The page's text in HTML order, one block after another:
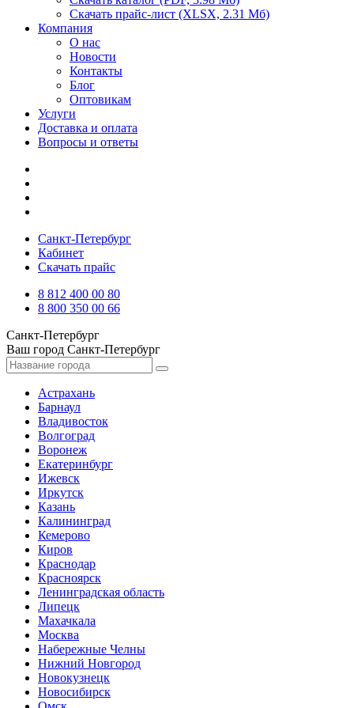
Скачать прайс-лист (XLSX, 2.31 Мб)
Компания
О нас
Новости
Контакты
Блог
Оптовикам
Услуги
Доставка и оплата
Вопросы и ответы
Санкт-Петербург
Кабинет
Скачать прайс
8 812 400 00 80
8 800 350 00 66
Санкт-Петербург
Ваш город Санкт-Петербург
Астрахань
Барнаул
Владивосток
Волгоград
Воронеж
Екатеринбург
Ижевск
Иркутск
Казань
Калининград
Кемерово
Киров
Краснодар
Красноярск
Ленинградская область
Липецк
Махачкала
Москва
Набережные Челны
Нижний Новгород
Новокузнецк
Новосибирск